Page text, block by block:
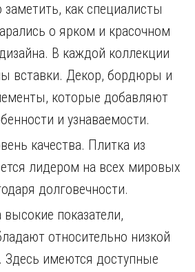
как специалисты
о ярком и красочном
В каждой коллекции
вставки. Декор, бордюры и
которые добавляют
и узнаваемости.
качества. Плитка из
лидером на всех мировых
долговечности.
показатели,
относительно низкой
имеются доступные